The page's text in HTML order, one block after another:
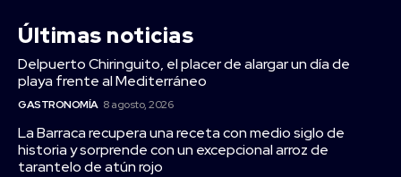
Últimas noticias
Delpuerto Chiringuito, el placer de alargar un día de
playa frente al Mediterráneo
GASTRONOMÍA 8 agosto, 2026
La Barraca recupera una receta con medio siglo de
historia y sorprende con un excepcional arroz de
tarantelo de atún rojo